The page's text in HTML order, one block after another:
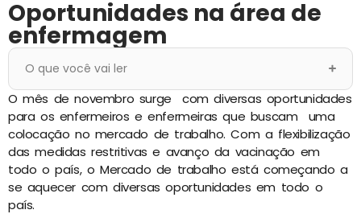
Oportunidades na área de
enfermagem
O que você vai ler
O mês de novembro surge com diversas oportunidades
para os enfermeiros e enfermeiras que buscam uma
colocação no mercado de trabalho. Com a flexibilização
das medidas restritivas e avanço da vacinação em
todo o país, o Mercado de trabalho está começando a
se aquecer com diversas oportunidades em todo o
país.